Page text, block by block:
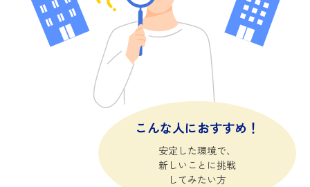
こんな人におすすめ！
安定した環境で、
新しいことに挑戦
してみたい方